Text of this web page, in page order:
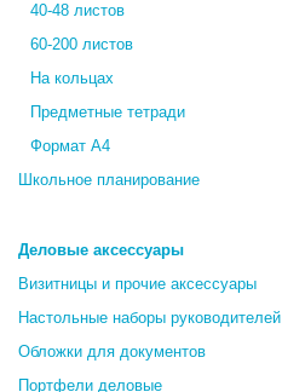
40-48 листов
60-200 листов
На кольцах
Предметные тетради
Формат А4
Школьное планирование
Деловые аксессуары
Визитницы и прочие аксессуары
Настольные наборы руководителей
Обложки для документов
Портфели деловые